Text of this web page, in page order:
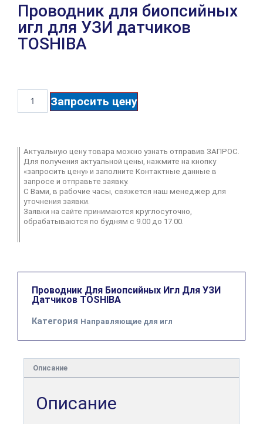
Проводник для биопсийных
игл для УЗИ датчиков
TOSHIBA
Запросить цену
Актуальную цену товара можно узнать отправив ЗАПРОС.
Для получения актуальной цены, нажмите на кнопку
«запросить цену» и заполните Контактные данные в
запросе и отправьте заявку.
С Вами, в рабочие часы, свяжется наш менеджер для
уточнения заявки.
Заявки на сайте принимаются круглосуточно,
обрабатываются по будням с 9.00 до 17.00.
Проводник Для Биопсийных Игл Для УЗИ
Датчиков TOSHIBA
Категория Направляющие для игл
Описание
Описание